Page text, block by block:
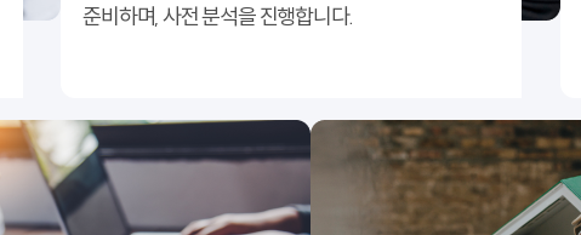
준비하며, 사전 분석을 진행합니다.